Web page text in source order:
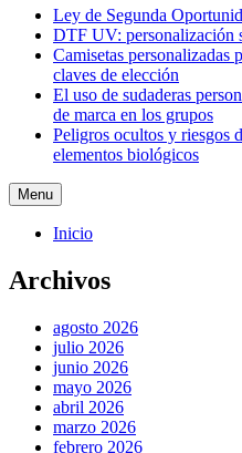
Ley de Segunda
DTF UV: personalización
Camisetas personalizadas
claves de elección
El uso de sudaderas
de marca en los grupos
Peligros ocultos y riesgos
elementos biológicos
Menu
Inicio
Archivos
agosto 2026
julio 2026
junio 2026
mayo 2026
abril 2026
marzo 2026
febrero 2026